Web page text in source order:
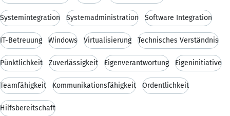
Systemintegration Systemadministration Software Integration
IT-Betreuung Windows Virtualisierung Technisches Verständnis
Pünktlichkeit Zuverlässigkeit Eigenverantwortung Eigeninitiative
Teamfähigkeit Kommunikationsfähigkeit Ordentlichkeit
Hilfsbereitschaft